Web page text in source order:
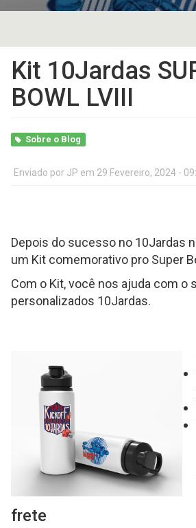
Kit 10Jardas
BOWL LVIII
Sobre o Blog
Enviado por JP em 29 Fevereiro, 2024 -
Depois do sucesso no 10Jardas
um Kit comemorativo pro Super
Com o Kit, você nos ajuda com o
personalizados 10Jardas.
frete